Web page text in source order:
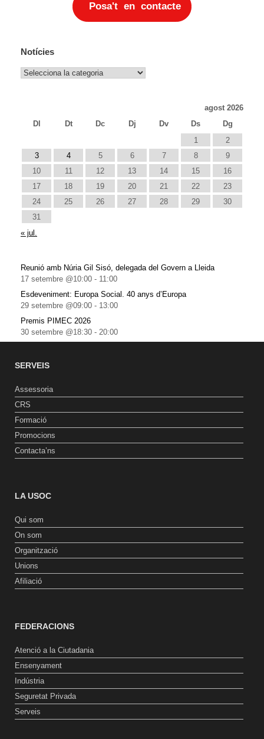
Posa't en contacte
Notícies
Notícies
agost 2026
Dl
Dt Dc Dj Dv Ds
Dg
1
2
3
4 5 6 7 8
9
10
11 12 13 14 15
16
17
18 19 20 21 22
23
24
25 26 27 28 29
30
31
« jul.
Reunió amb Núria Gil Sisó, delegada del Govern a Lleida
17 setembre @10:00 - 11:00
Esdeveniment: Europa Social. 40 anys d’Europa
29 setembre @09:00 - 13:00
Premis PIMEC 2026
30 setembre @18:30 - 20:00
SERVEIS
Assessoria
CRS
Formació
Promocions
Contacta’ns
LA USOC
Qui som
On som
Organització
Unions
Afiliació
FEDERACIONS
Atenció a la Ciutadania
Ensenyament
Indústria
Seguretat Privada
Serveis